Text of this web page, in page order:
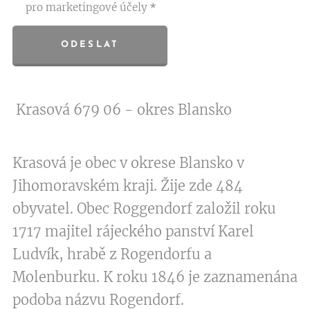
pro marketingové účely
ODESLAT
Krasová 679 06 - okres Blansko
Krasová je obec v okrese Blansko v
Jihomoravském kraji. Žije zde 484
obyvatel. Obec Roggendorf založil roku
1717 majitel rájeckého panství Karel
Ludvík, hrabě z Rogendorfu a
Molenburku. K roku 1846 je zaznamenána
podoba názvu Rogendorf.